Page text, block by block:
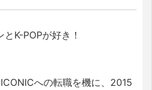
K-POPが好き！
への転職を機に、2015